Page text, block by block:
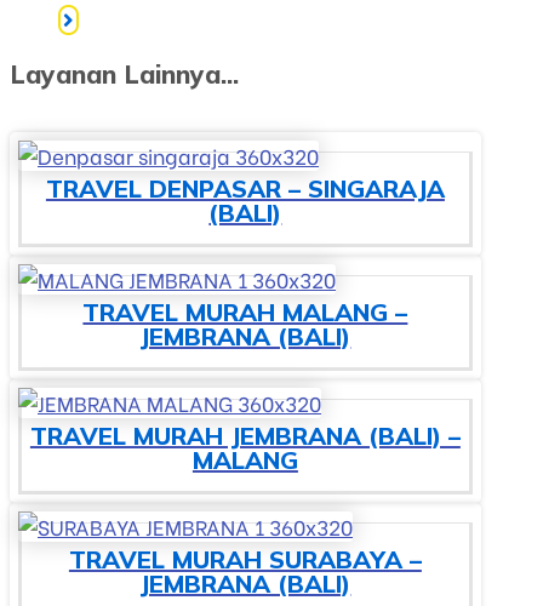
Layanan Lainnya...
TRAVEL DENPASAR – SINGARAJA
(BALI)
TRAVEL MURAH MALANG –
JEMBRANA (BALI)
TRAVEL MURAH JEMBRANA (BALI) –
MALANG
TRAVEL MURAH SURABAYA –
JEMBRANA (BALI)